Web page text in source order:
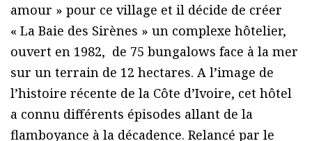
amour » pour ce village et il décide de créer
« La Baie des Sirènes » un complexe hôtelier,
ouvert en 1982, de 75 bungalows face à la mer
sur un terrain de 12 hectares. A l’image de
l’histoire récente de la Côte d’Ivoire, cet hôtel
a connu différents épisodes allant de la
flamboyance à la décadence. Relancé par le